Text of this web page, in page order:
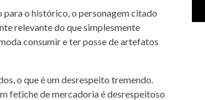
o histórico, o personagem citado
relevante do que simplesmente
consumir e ter posse de artefatos
o que é um desrespeito tremendo.
fetiche de mercadoria é desrespeitoso